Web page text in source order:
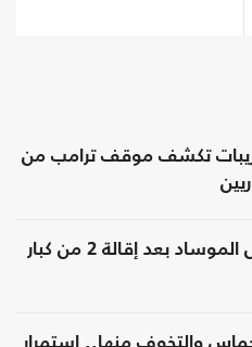
تكشف موقف ترامب من
هجوم حاد على رئيس الموساد بعد إقالة 2 من كبار
والتخوف منها.. استمرار